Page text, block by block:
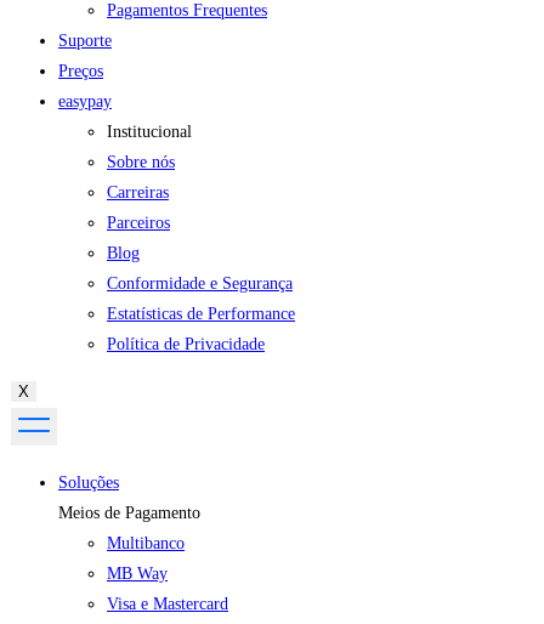
Pagamentos Frequentes
Suporte
Preços
easypay
Institucional
Sobre nós
Carreiras
Parceiros
Blog
Conformidade e Segurança
Estatísticas de Performance
Política de Privacidade
X
Soluções
Meios de Pagamento
Multibanco
MB Way
Visa e Mastercard